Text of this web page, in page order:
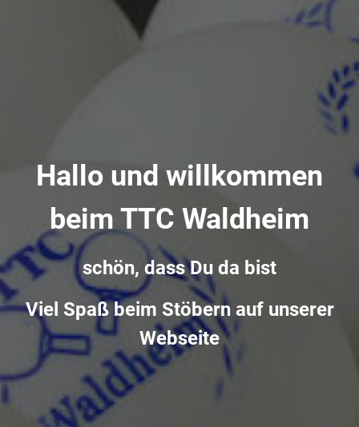
Hallo und willkommen
beim TTC Waldheim
schön, dass Du da bist
Viel Spaß beim Stöbern auf unserer
Webseite